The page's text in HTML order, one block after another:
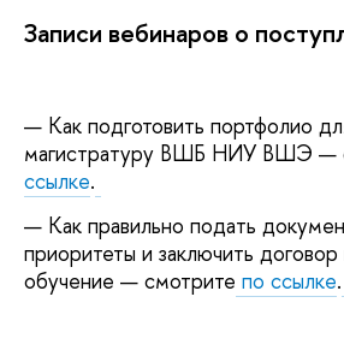
Записи вебинаров о
Как подготовить портфолио
магистратуру ВШБ НИУ ВШЭ —
ссылке.
Как правильно подать
приоритеты и заключить
обучение — смотрите по ссылке.